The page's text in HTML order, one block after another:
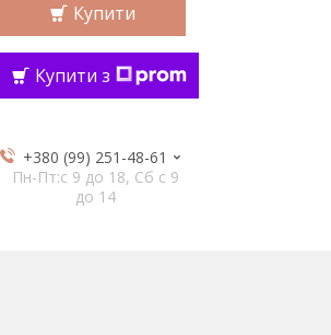
Купити
Купити з
+380 (99) 251-48-61
Пн-Пт:c 9 до 18, Сб с 9
до 14